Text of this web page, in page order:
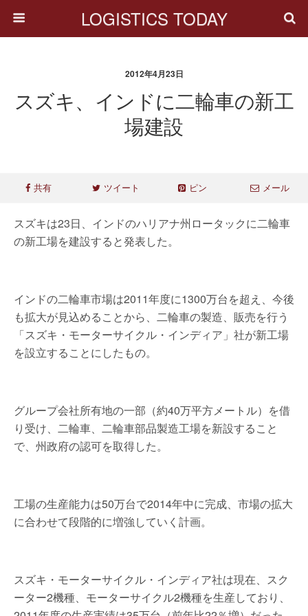
LOGISTICS TODAY
2012年4月23日
スズキ、インドに二輪車の新工
場建設
共有 ツイート ピン メール
スズキは23日、インドのハリアナ州ロータックに二輪車
の新工場を建設すると発表した。
インドの二輪車市場は2011年度に1300万台を超え、今後
も拡大が見込めることから、二輪車の製造、販売を行う
「スズキ・モーターサイクル・インディア」社が新工場
を設立することにしたもの。
グループ会社所有地の一部（約40万平方メートル）を借
り受け、二輪車、二輪車部品製造工場を新設すること
で、州政府の認可を取得した。
工場の生産能力は50万台で2014年中に完成、市場の拡大
に合わせて段階的に増強していく計画。
スズキ・モーターサイクル・インディア社は現在、スク
ーター2機種、モーターサイクル2機種を生産しており、